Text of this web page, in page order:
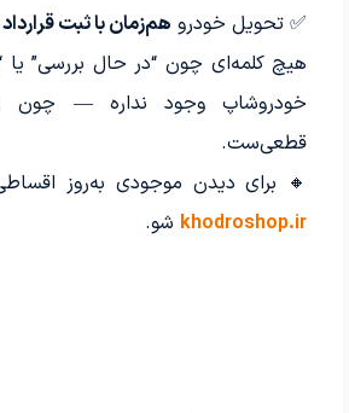
✅ تحویل خودرو هم‌زمان با ثبت قرارداد
هیچ کلمه‌ای چون “در حال بررسی” یا
خودروشاپ وجود نداره — چون
قطعی‌ست.
🔸 برای دیدن موجودی به‌روز
khodroshop.ir شو.